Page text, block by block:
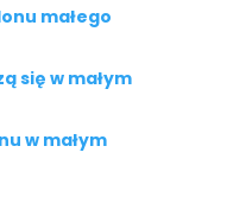
małego
się w małym
w małym